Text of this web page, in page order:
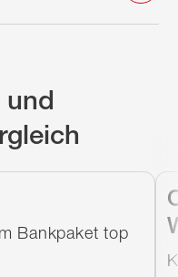
und
Bankpaket top